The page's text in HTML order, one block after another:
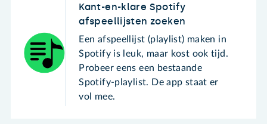
Kant-en-klare Spotify
afspeellijsten zoeken
Een afspeellijst (playlist) maken in
Spotify is leuk, maar kost ook tijd.
Probeer eens een bestaande
Spotify-playlist. De app staat er
vol mee.